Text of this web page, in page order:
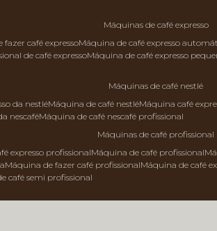
máquinas de café expresso
fazer café expresso máquina de café expresso
de café expresso máquina de café expresso
máquinas de café nestlé
da nestlé máquina de café nestlé máquina café
nescafé
máquina de café nescafé profissional
máquinas de café profissional
expresso profissional máquina de café profissional
máquina de fazer café profissional máquina de café
café semi profissional